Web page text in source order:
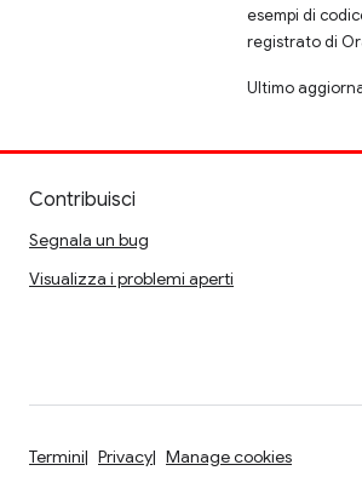
esempi di
registrato di
Ultimo
Contribuisci
Segnala un bug
Visualizza i problemi aperti
Termini Privacy Manage cookies